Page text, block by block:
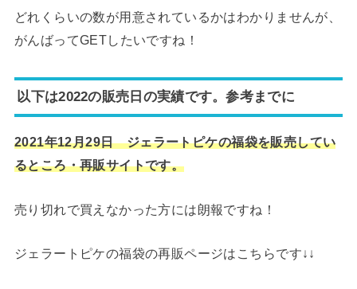
どれくらいの数が用意されているかはわかりませんが、
がんばってGETしたいですね！
以下は2022の販売日の実績です。参考までに
2021年12月29日 ジェラートピケの福袋を販売してい
るところ・再販サイトです。
売り切れで買えなかった方には朗報ですね！
ジェラートピケの福袋の再販ページはこちらです↓↓